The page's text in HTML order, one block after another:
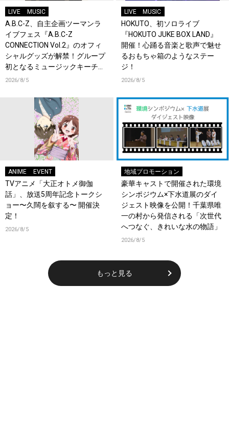
LIVE MUSIC
A.B.C-Z、自主企画ツーマンラ
イブフェス『A.B.C-Z
CONNECTION Vol.2』のオフィ
シャルグッズが解禁！グループ
初となるミュージックキーチェ
ーンが登場！
2026/8/5
LIVE MUSIC
HOKUTO、初ソロライブ
『HOKUTO JUKE BOX LAND』
開催！心踊る音楽と歌声で魅せ
るおもちゃ箱のようなステー
ジ！
2026/8/5
ANIME EVENT
TVアニメ「大正オトメ御伽
話」、放送5周年記念トークシ
ョー〜久闊を叙する〜 開催決
定！
2026/8/5
地域プロモーション
豪華キャストで開催された環境
シンポジウム×下水道展のダイ
ジェスト映像を公開！千葉県唯
一の村から発信される「次世代
へつなぐ、きれいな水の物語」
2026/8/5
もっと見る